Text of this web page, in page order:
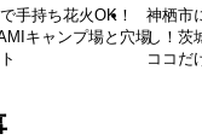
手持ち花火OK！
キャンプ場と穴場
神栖市
し！茨
ココだ